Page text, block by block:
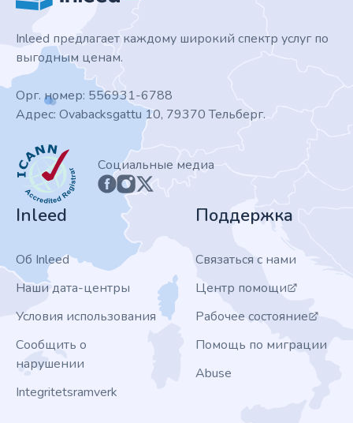
Inleed предлагает каждому широкий спектр услуг по
выгодным ценам.
Орг. номер: 556931-6788
Адрес: Ovabacksgattu 10, 79370 Тельберг.
ICANN
Социальные медиа
Inleed
Об Inleed
Наши дата-центры
Условия использования
Сообщить о
нарушении
Integritetsramverk
Поддержка
Связаться с нами
Центр помощи
Рабочее состояние
Помощь по миграции
Abuse